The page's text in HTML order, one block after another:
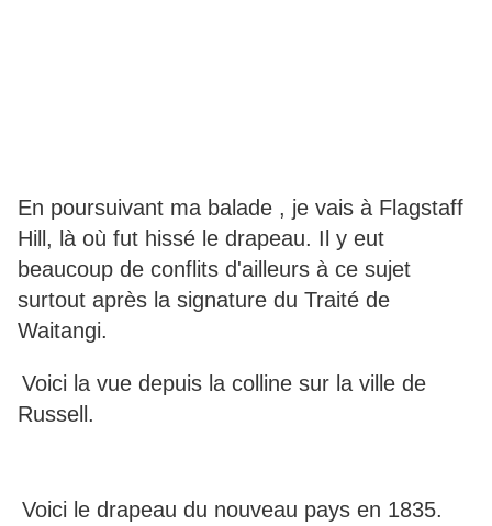
En poursuivant ma balade , je vais à Flagstaff
Hill, là où fut hissé le drapeau. Il y eut
beaucoup de conflits d'ailleurs à ce sujet
surtout après la signature du Traité de
Waitangi.
Voici la vue depuis la colline sur la ville de
Russell.
Voici le drapeau du nouveau pays en 1835.